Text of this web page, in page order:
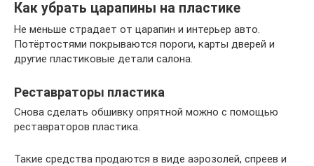
Как убрать царапины на пластике
Не меньше страдает от царапин и интерьер авто.
Потёртостями покрываются пороги, карты дверей и
другие пластиковые детали салона.
Реставраторы пластика
Снова сделать обшивку опрятной можно с помощью
реставраторов пластика.
Такие средства продаются в виде аэрозолей, спреев и